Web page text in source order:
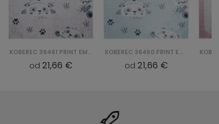
KOBEREC 36461 PRINT EMMA
od 21,66 €
KOBEREC 36460 PRINT EMMA
od 21,66 €